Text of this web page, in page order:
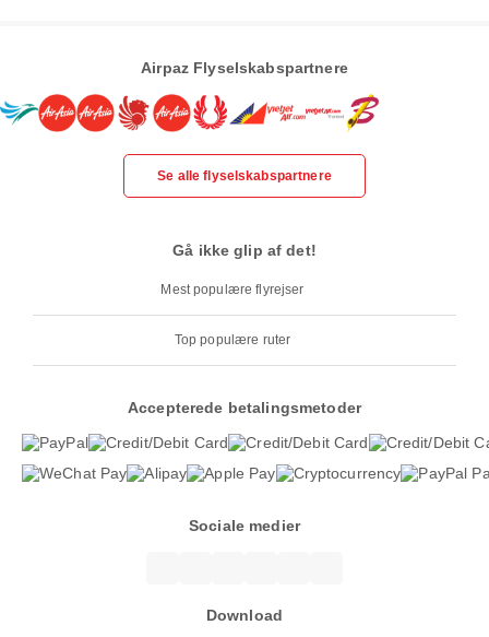
Airpaz Flyselskabspartnere
Se alle flyselskabspartnere
Gå ikke glip af det!
Mest populære flyrejser
Top populære ruter
Accepterede betalingsmetoder
Sociale medier
Download